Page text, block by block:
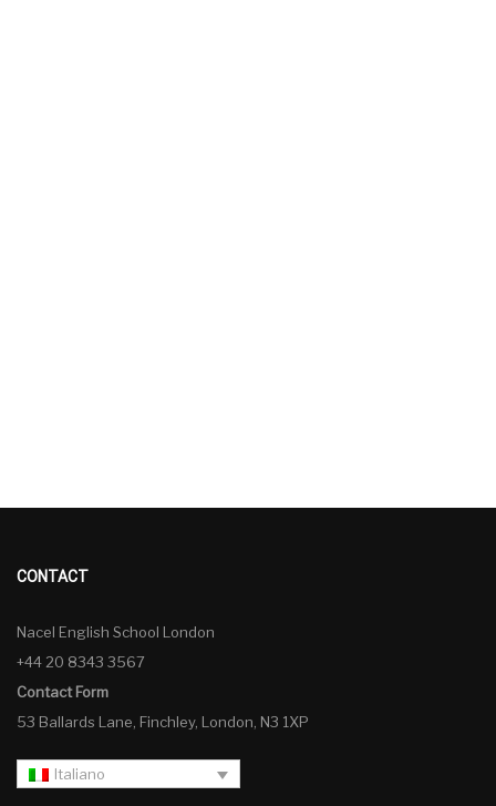
CONTACT
Nacel English School London
+44 20 8343 3567
Contact Form
53 Ballards Lane, Finchley, London, N3 1XP
Italiano